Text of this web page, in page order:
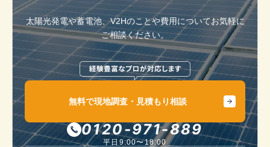
太陽光発電や蓄電池、V2Hのことや費用についてお気軽に
ご相談ください。
無料で現地調査・見積もり相談
0120-971-889
平日9:00〜18:00